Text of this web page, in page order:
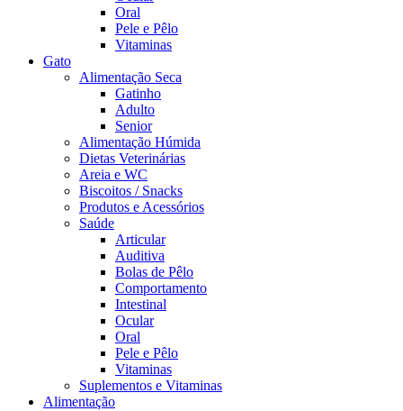
Oral
Pele e Pêlo
Vitaminas
Gato
Alimentação Seca
Gatinho
Adulto
Senior
Alimentação Húmida
Dietas Veterinárias
Areia e WC
Biscoitos / Snacks
Produtos e Acessórios
Saúde
Articular
Auditiva
Bolas de Pêlo
Comportamento
Intestinal
Ocular
Oral
Pele e Pêlo
Vitaminas
Suplementos e Vitaminas
Alimentação